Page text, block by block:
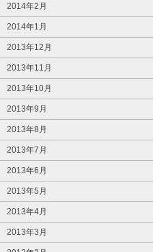
2014年2月
2014年1月
2013年12月
2013年11月
2013年10月
2013年9月
2013年8月
2013年7月
2013年6月
2013年5月
2013年4月
2013年3月